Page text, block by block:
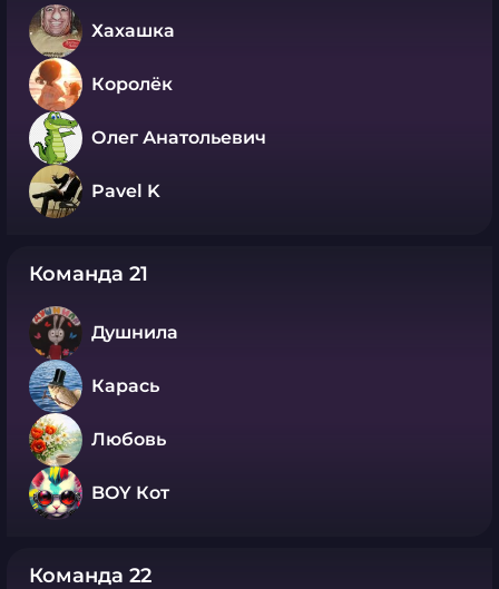
Хахашка
Королёк
Олег Анатольевич
Pavel K
Команда 21
Душнила
Карась
Любовь
BOY Кот
Команда 22